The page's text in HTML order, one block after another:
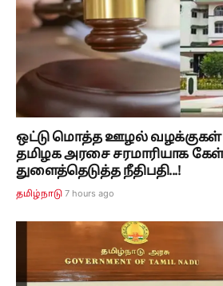
ஒட்டு மொத்த ஊழல் வழக்குகள்
தமிழக அரசை சரமாரியாக
துளைத்தெடுத்த நீதிபதி...!
தமிழ்நாடு 7 hours ago